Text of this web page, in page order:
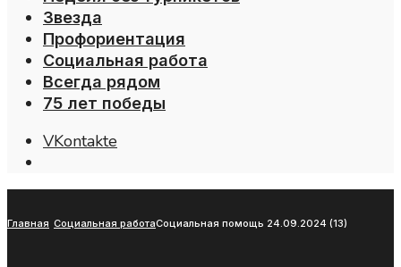
Звезда
Профориентация
Социальная работа
Всегда рядом
75 лет победы
VKontakte
Главная Социальная работаСоциальная помощь 24.09.2024 (13)